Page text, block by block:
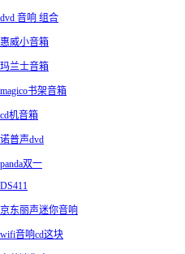
dvd 音响 组合
惠威小音箱
玛兰士音箱
magico书架音箱
cd机音箱
诺普声dvd
panda双一
DS411
京东丽声迷你音响
wifi音响cd这块